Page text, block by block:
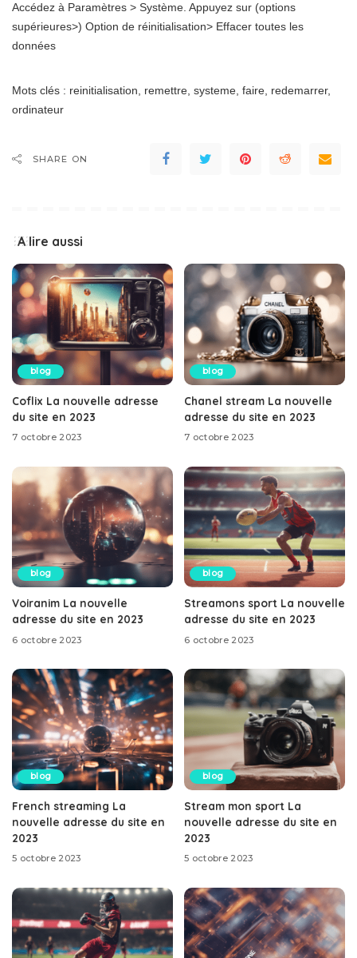
Accédez à Paramètres > Système. Appuyez sur (options
supérieures>) Option de réinitialisation> Effacer toutes les
données
Mots clés : reinitialisation, remettre, systeme, faire, redemarrer,
ordinateur
SHARE ON
A lire aussi
blog
Coflix La nouvelle adresse
du site en 2023
7 octobre 2023
blog
Chanel stream La nouvelle
adresse du site en 2023
7 octobre 2023
blog
Voiranim La nouvelle
adresse du site en 2023
6 octobre 2023
blog
Streamons sport La nouvelle
adresse du site en 2023
6 octobre 2023
blog
French streaming La
nouvelle adresse du site en
2023
5 octobre 2023
blog
Stream mon sport La
nouvelle adresse du site en
2023
5 octobre 2023